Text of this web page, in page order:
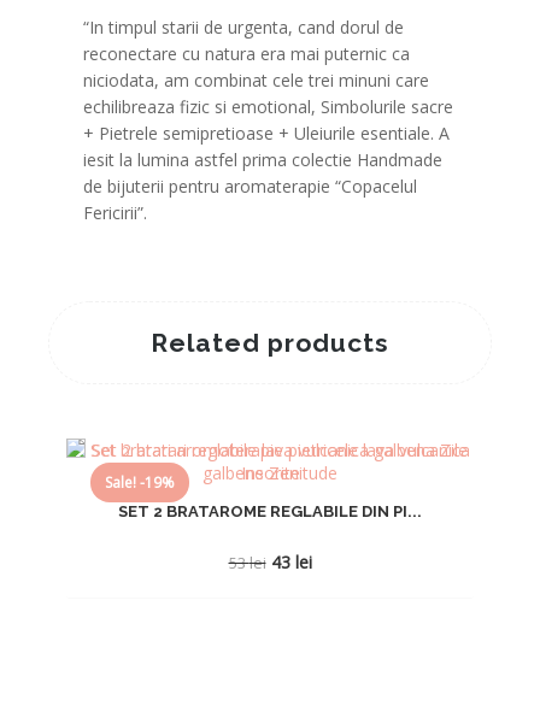
“In timpul starii de urgenta, cand dorul de
reconectare cu natura era mai puternic ca
niciodata, am combinat cele trei minuni care
echilibreaza fizic si emotional, Simbolurile sacre
+ Pietrele semipretioase + Uleiurile esentiale. A
iesit la lumina astfel prima colectie Handmade
de bijuterii pentru aromaterapie “Copacelul
Fericirii”.
Related products
SET 2 BRATAROME REGLABILE DIN PI...
53lei Prețul
43 leiPrețul
Sale! -19%